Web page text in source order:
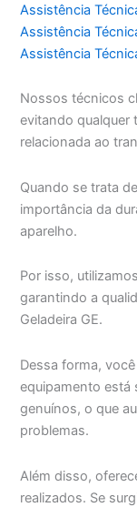
Assistência
Assistência
Assistência
Nossos técnicos
evitando qualquer
relacionada ao
Quando se trata
importância da
aparelho.
Por isso,
garantindo a
Geladeira GE.
Dessa forma,
equipamento está
genuínos, o que
problemas.
Além disso,
realizados. Se